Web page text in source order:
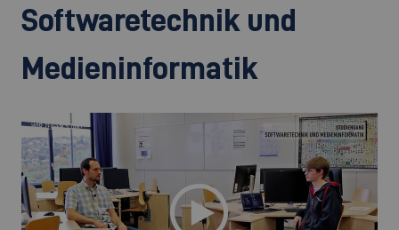
Softwaretechnik und
Medieninformatik